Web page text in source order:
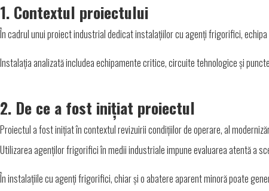
1. Contextul proiectului
În cadrul unui proiect industrial dedicat instalațiilor cu agenți frigorifici,
Instalația analizată includea echipamente critice, circuite tehnologice și
2. De ce a fost inițiat proiectul
Proiectul a fost inițiat în contextul revizuirii condițiilor de operare, al
Utilizarea agenților frigorifici în medii industriale impune evaluarea atentă a
În instalațiile cu agenți frigorifici, chiar și o abatere aparent minoră poate